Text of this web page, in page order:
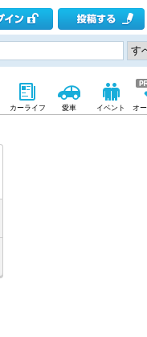
カーライフ 愛車 イベント オ